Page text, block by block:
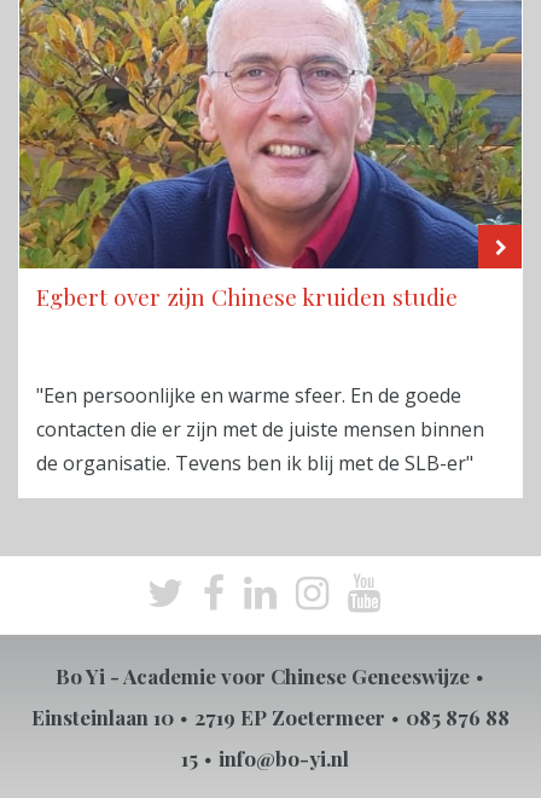
Egbert over zijn Chinese kruiden studie
"Een persoonlijke en warme sfeer. En de goede
contacten die er zijn met de juiste mensen binnen
de organisatie. Tevens ben ik blij met de SLB-er"
Bo Yi - Academie voor Chinese Geneeswijze
Einsteinlaan 10
2719 EP Zoetermeer
085 876 88
15
info@bo-yi.nl